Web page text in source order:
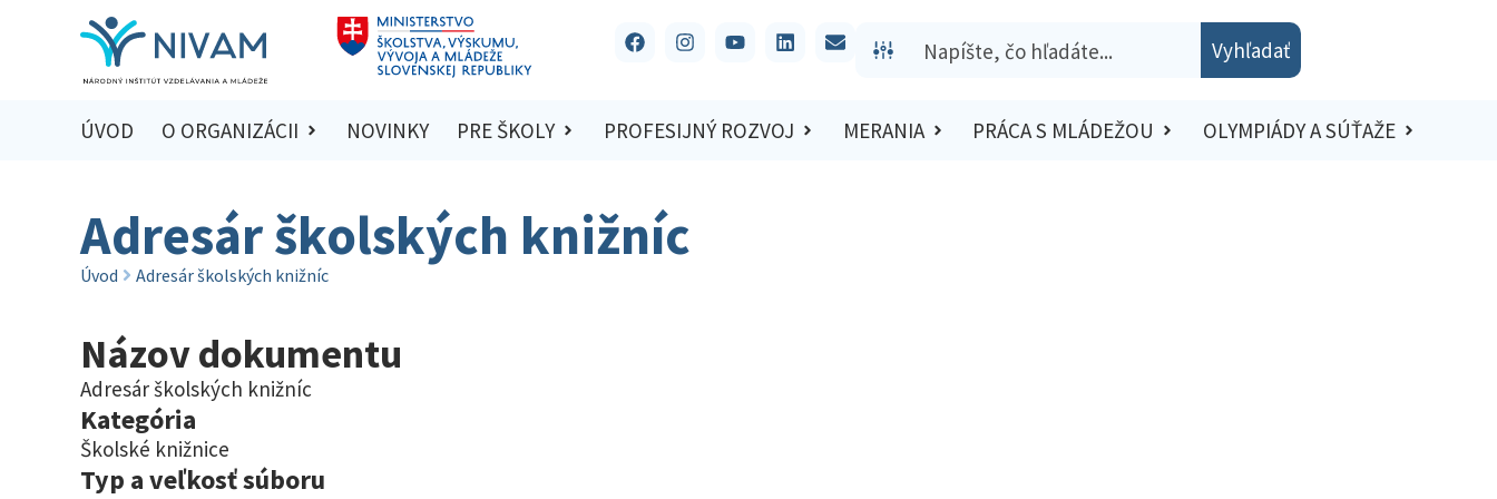
Vyhľadať
ÚVOD O ORGANIZÁCII NOVINKY PRE ŠKOLY PROFESIJNÝ ROZVOJ MERANIA PRÁCA S MLÁDEŽOU OLYMPIÁDY A SÚŤAŽE
Adresár školských knižníc
Úvod Adresár školských knižníc
Názov dokumentu
Adresár školských knižníc
Kategória
Školské knižnice
Typ a veľkosť súboru